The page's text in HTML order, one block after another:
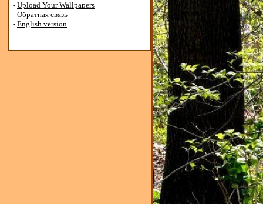
- Upload Your Wallpapers
- Обратная связь
- English version